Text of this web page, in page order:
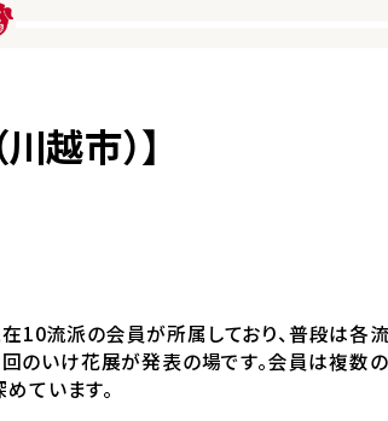
越市）】
10流派の会員が所属しており、普段は各
のいけ花展が発表の場です。会員は複数
ています。